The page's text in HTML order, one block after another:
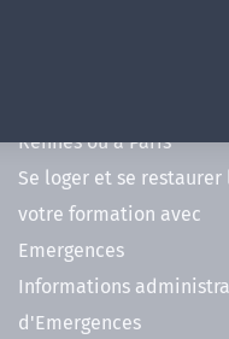
Rennes ou à Paris
Se loger et se restaurer
votre formation avec
Emergences
Informations
d'Emergences